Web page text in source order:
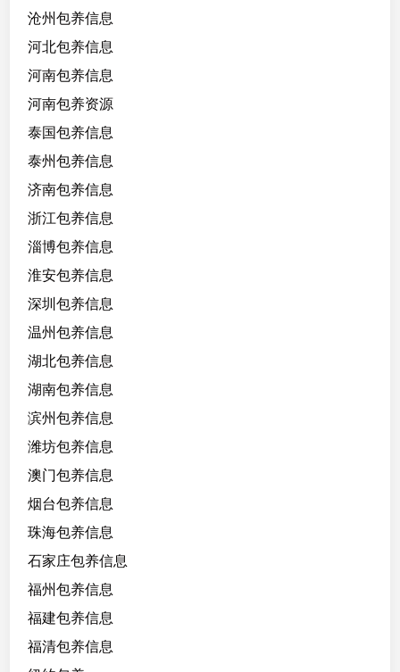
沧州包养信息
河北包养信息
河南包养信息
河南包养资源
泰国包养信息
泰州包养信息
济南包养信息
浙江包养信息
淄博包养信息
淮安包养信息
深圳包养信息
温州包养信息
湖北包养信息
湖南包养信息
滨州包养信息
潍坊包养信息
澳门包养信息
烟台包养信息
珠海包养信息
石家庄包养信息
福州包养信息
福建包养信息
福清包养信息